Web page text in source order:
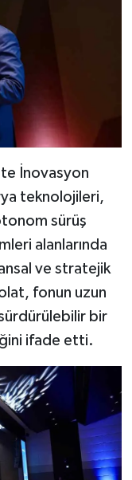
İnovasyon
teknolojileri,
sürüş
alanlarında
ve stratejik
fonun uzun
bir
ifade etti.